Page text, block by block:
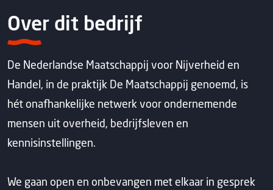
Over dit bedrijf
De Nederlandse Maatschappij voor Nijverheid en
Handel, in de praktijk De Maatschappij genoemd, is
hét onafhankelijke netwerk voor ondernemende
mensen uit overheid, bedrijfsleven en
kennisinstellingen.
We gaan open en onbevangen met elkaar in gesprek